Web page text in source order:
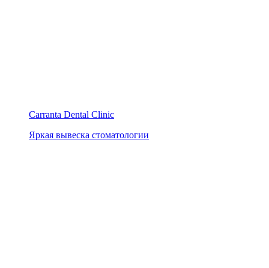
Carranta Dental Clinic
Яркая вывеска стоматологии